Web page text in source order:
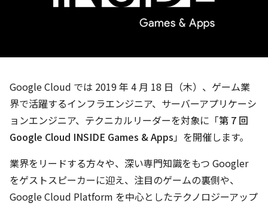
Google Cloud では 2019 年 4 月 18 日（木）、ゲーム業
界で活躍するインフラエンジニア、サーバーアプリケーシ
ョンエンジニア、テクニカルリーダーを対象に「第 7 回
Google Cloud INSIDE Games & Apps」を開催します。
業界をリードする方々や、深い専門知識をもつ Googler
をゲストスピーカーに迎え、注目のゲームの裏側や、
Google Cloud Platform を中心としたテクノロジーアップ